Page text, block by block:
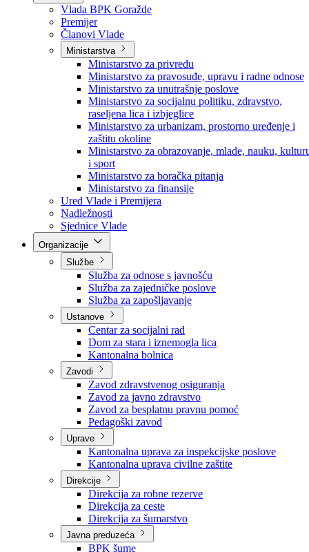
Sjednice skupštine
Vlada
Vlada BPK Goražde
Premijer
Članovi Vlade
Ministarstva
Ministarstvo za privredu
Ministarstvo za pravosuđe, upravu i radne odnose
Ministarstvo za unutrašnje poslove
Ministarstvo za socijalnu politiku, zdravstvo,
raseljena lica i izbjeglice
Ministarstvo za urbanizam, prostorno uređenje i
zaštitu okoline
Ministarstvo za obrazovanje, mlade, nauku,
i sport
Ministarstvo za boračka pitanja
Ministarstvo za finansije
Ured Vlade i Premijera
Nadležnosti
Sjednice Vlade
Službe
Služba za odnose s javnošću
Služba za zajedničke poslove
Služba za zapošljavanje
Ustanove
Centar za socijalni rad
Dom za stara i iznemogla lica
Kantonalna bolnica
Zavodi
Zavod zdravstvenog osiguranja
Zavod za javno zdravstvo
Zavod za besplatnu pravnu pomoć
Pedagoški zavod
Uprave
Kantonalna uprava za inspekcijske poslove
Kantonalna uprava civilne zaštite
Direkcije
Direkcija za robne rezerve
Direkcija za ceste